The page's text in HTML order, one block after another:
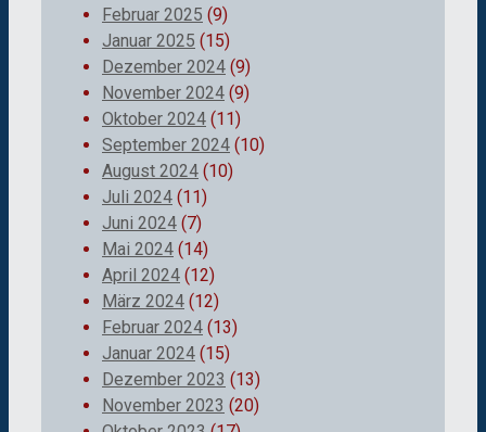
Februar 2025 (9)
Januar 2025 (15)
Dezember 2024 (9)
November 2024 (9)
Oktober 2024 (11)
September 2024 (10)
August 2024 (10)
Juli 2024 (11)
Juni 2024 (7)
Mai 2024 (14)
April 2024 (12)
März 2024 (12)
Februar 2024 (13)
Januar 2024 (15)
Dezember 2023 (13)
November 2023 (20)